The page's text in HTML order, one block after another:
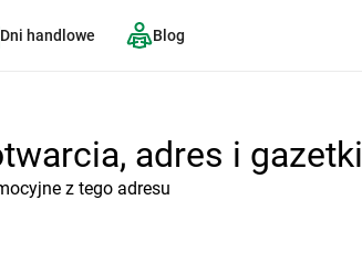
Dni handlowe Blog
adres i gazetki
z tego adresu